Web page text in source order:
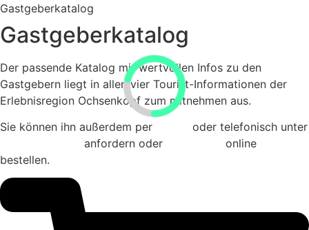
Gastgeberkatalog
Gastgeberkatalog
Der passende Katalog mit wertvollen Infos zu den
Gastgebern liegt in allen vier Tourist-Informationen der
Erlebnisregion Ochsenkopf zum mitnehmen aus.
Sie können ihn außerdem per
oder telefonisch unter
anfordern oder
online
bestellen.